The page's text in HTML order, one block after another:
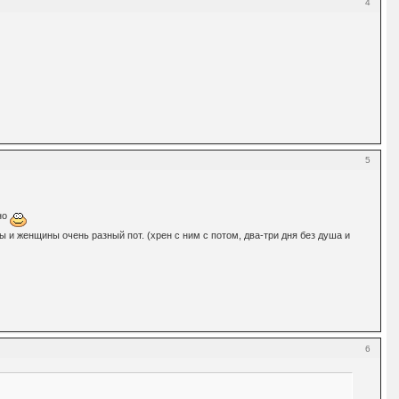
4
5
женщины очень разный пот. (хрен с ним с потом, два-три дня без душа и
6